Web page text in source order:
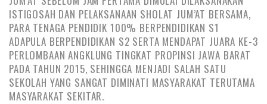
ISTIGOSAH DAN PELAKSANAAN SHOLAT JUM’AT BERSAMA,
PARA TENAGA PENDIDIK 100% BERPENDIDIKAN S1
ADAPULA BERPENDIDIKAN S2 SERTA MENDAPAT JUARA KE-3
PERLOMBAAN ANGKLUNG TINGKAT PROPINSI JAWA BARAT
PADA TAHUN 2015, SEHINGGA MENJADI SALAH SATU
SEKOLAH YANG SANGAT DIMINATI MASYARAKAT TERUTAMA
MASYARAKAT SEKITAR.